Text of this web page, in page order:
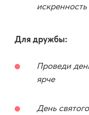
искренность
Для дружбы:
Проведи
ярче
День